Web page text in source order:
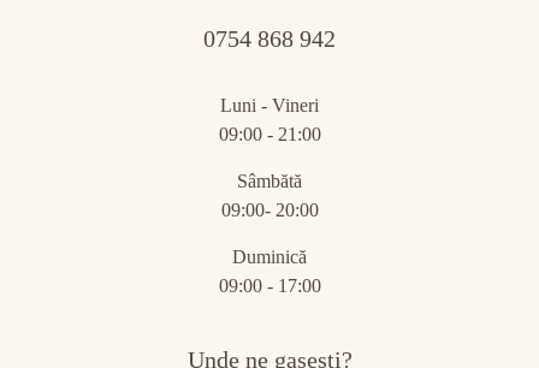
0754 868 942
Luni - Vineri
09:00 - 21:00
Sâmbătă
09:00- 20:00
Duminică
09:00 - 17:00
Unde ne gasesti?